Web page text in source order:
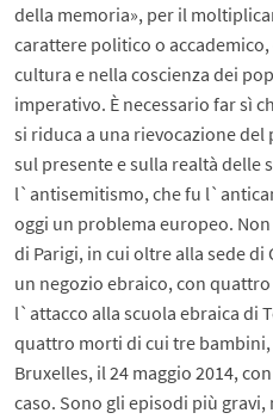
della memoria», per il
carattere politico o
cultura e nella coscienza dei
imperativo. È necessario far sì
si riduca a una rievocazione
sul presente e sulla realtà delle
l`antisemitismo, che fu
oggi un problema europeo.
di Parigi, in cui oltre alla sede
un negozio ebraico, con
l`attacco alla scuola ebraica di
quattro morti di cui tre
Bruxelles, il 24 maggio 2014,
caso. Sono gli episodi più